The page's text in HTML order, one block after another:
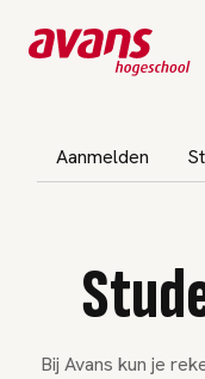
Aanmelden
Bij Avans kun je